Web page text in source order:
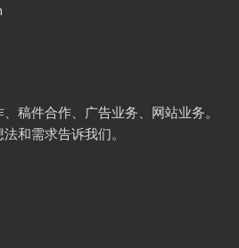
件合作、广告业务、网站业务。
需求告诉我们。